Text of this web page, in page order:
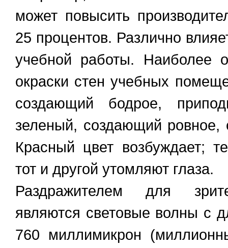
может повысить
25 процентов. Различно
учебной работы. Наиболее
окраски стен учебных
создающий бодрое,
зеленый, создающий ровное,
Красный цвет возбуждает;
тот и другой утомляют глаза.
Раздражителем для
являются световые волны с
760 миллимикрон